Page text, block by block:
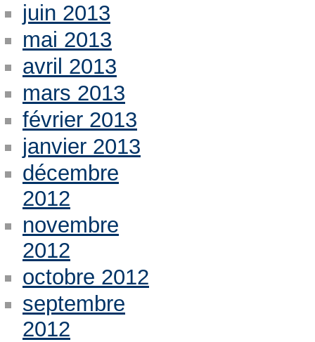
juin 2013
mai 2013
avril 2013
mars 2013
février 2013
janvier 2013
décembre
2012
novembre
2012
octobre 2012
septembre
2012